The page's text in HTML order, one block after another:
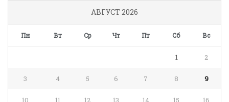
АВГУСТ 2026
Пн Вт Ср Чт Пт Сб Вс
1 2
3 4 5 6 7 8 9
10 11 12 13 14 15 16